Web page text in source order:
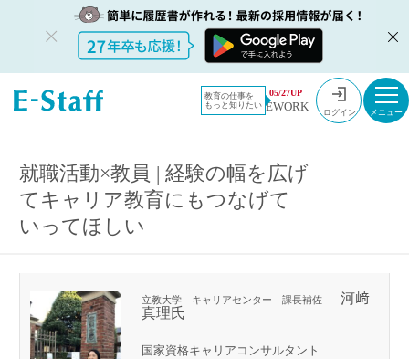
教育の仕事を
もっと知りたい
05/27UP
EWORK ログイン
教員採用情報のイー・スタッフ TOP
Educators’ interview
就職活動×教員 | 経験の幅を広げてキャリア教育にもつなげていってほしい
就職活動×教員 | 経験の幅を広げ
てキャリア教育にもつなげて
いってほしい
立教大学 キャリアセンター 課長補佐
河﨑
真理氏
国家資格キャリアコンサルタント